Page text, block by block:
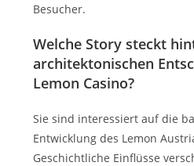
Besucher.
Welche Story steckt
architektonischen
Lemon Casino?
Sie sind interessiert auf die
Entwicklung des Lemon
Geschichtliche Einflüsse